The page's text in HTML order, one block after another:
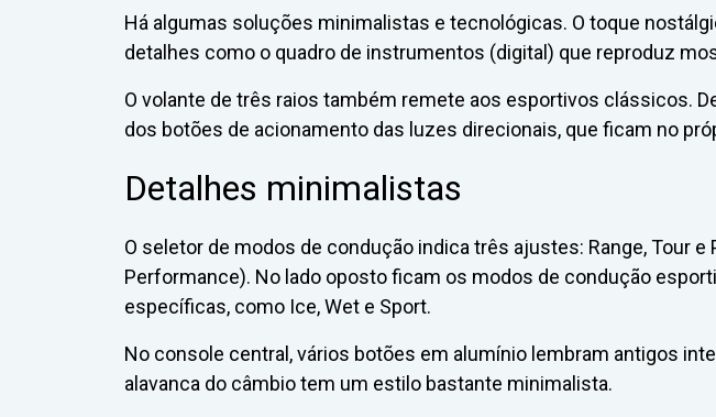
Há algumas soluções minimalistas e tecnológicas. O toque
detalhes como o quadro de instrumentos (digital) que reproduz
O volante de três raios também remete aos esportivos clássicos.
dos botões de acionamento das luzes direcionais, que ficam no
Detalhes minimalistas
O seletor de modos de condução indica três ajustes: Range, Tour e
Performance). No lado oposto ficam os modos de condução
específicas, como Ice, Wet e Sport.
No console central, vários botões em alumínio lembram antigos
alavanca do câmbio tem um estilo bastante minimalista.